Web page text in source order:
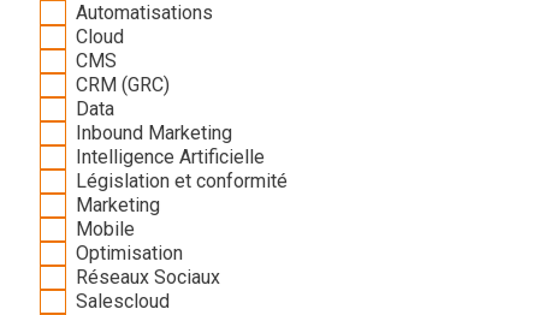
Automatisations
Cloud
CMS
CRM (GRC)
Data
Inbound Marketing
Intelligence Artificielle
Législation et conformité
Marketing
Mobile
Optimisation
Réseaux Sociaux
Salescloud